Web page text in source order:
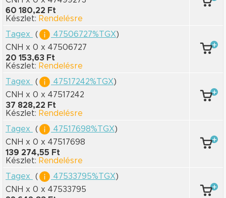
60 180,22 Ft
Készlet: Rendelésre
Tagex
( 47506727%TGX)
CNH x 0 x 47506727
20 153,63 Ft
Készlet: Rendelésre
Tagex
( 47517242%TGX)
CNH x 0 x 47517242
37 828,22 Ft
Készlet: Rendelésre
Tagex
( 47517698%TGX)
CNH x 0 x 47517698
139 274,55 Ft
Készlet: Rendelésre
Tagex
( 47533795%TGX)
CNH x 0 x 47533795